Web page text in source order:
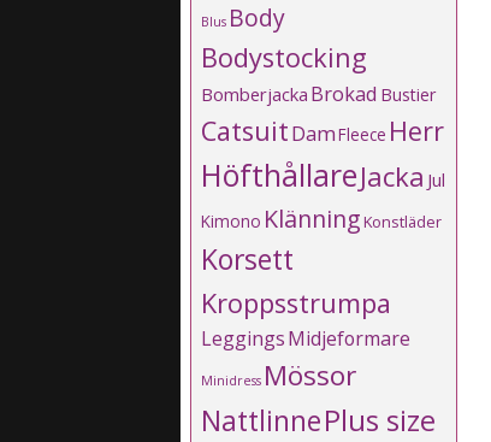
Blus Body
Bodystocking
Bomberjacka Brokad Bustier
CatsuitDamFleece Herr
HöfthållareJacka Jul
Kimono KlänningKonstläder
Korsett
Kroppsstrumpa
LeggingsMidjeformare
Minidress Mössor
NattlinnePlus size